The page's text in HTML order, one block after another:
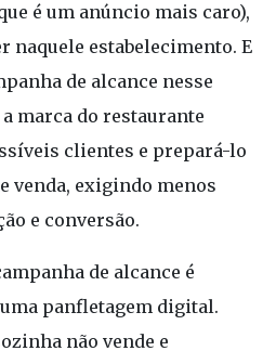
é um anúncio mais caro),
naquele estabelecimento. E
de alcance nesse
marca do restaurante
clientes e prepará-lo
venda, exigindo menos
e conversão.
de alcance é
panfletagem digital.
não vende e